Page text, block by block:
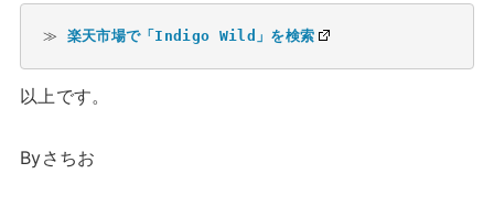
≫ 楽天市場で「Indigo Wild」を検索
以上です。
Byさちお